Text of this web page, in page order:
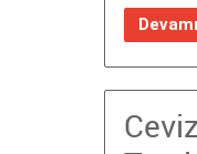
Devamı